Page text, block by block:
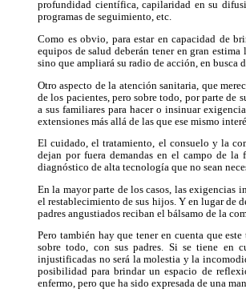
profundidad científica, capilaridad en su
programas de seguimiento, etc.
Como es obvio, para estar en capacidad de
equipos de salud deberán tener en gran
sino que ampliará su radio de acción, en busca
Otro aspecto de la atención sanitaria, que
de los pacientes, pero sobre todo, por parte de
a sus familiares para hacer o insinuar
extensiones más allá de las que ese mismo
El cuidado, el tratamiento, el consuelo y la
dejan por fuera demandas en el campo de la
diagnóstico de alta tecnología que no sean
En la mayor parte de los casos, las exigencias
el restablecimiento de sus hijos. Y en lugar de
padres angustiados reciban el bálsamo de la
Pero también hay que tener en cuenta que
sobre todo, con sus padres. Si se tiene en
injustificadas no será la molestia y la
posibilidad para brindar un espacio de
enfermo, pero que ha sido expresada de una